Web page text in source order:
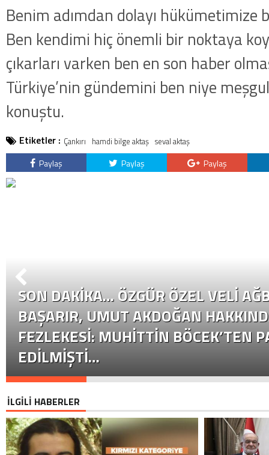
Benim adımdan dolayı hükümetimize
Ben kendimi hiç önemli bir noktaya
çıkarları varken ben en son haber
Türkiye’nin gündemini ben niye
konuştu.
Etiketler : Çankırı hamdi bilge aktaş seval aktaş
Paylaş Paylaş Paylaş
SON DAKİKA… ÖZGÜR ÖZEL VELI
BAŞARIR, UMUT AKDOĞAN
FEZLEKESI: MUHITTIN BÖCEK’TEN
EDILMIŞTI…
İLGİLİ HABERLER